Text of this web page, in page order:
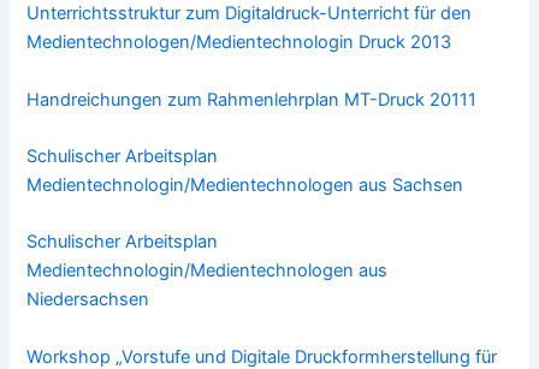
Unterrichtsstruktur zum Digitaldruck-Unterricht für den
Medientechnologen/Medientechnologin Druck 2013
Handreichungen zum Rahmenlehrplan MT-Druck 20111
Schulischer Arbeitsplan
Medientechnologin/Medientechnologen aus Sachsen
Schulischer Arbeitsplan
Medientechnologin/Medientechnologen aus
Niedersachsen
Workshop „Vorstufe und Digitale Druckformherstellung für